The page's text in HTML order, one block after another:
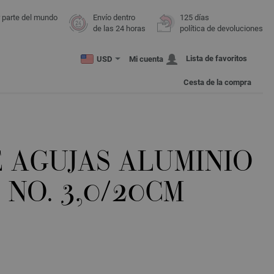
del mundo
Envío dentro
de las 24 horas
125 días
política de devoluciones
USD Mi cuenta Lista de favoritos
Cesta de la compra
AGUJAS ALUMINIO
NO. 3,0/20CM